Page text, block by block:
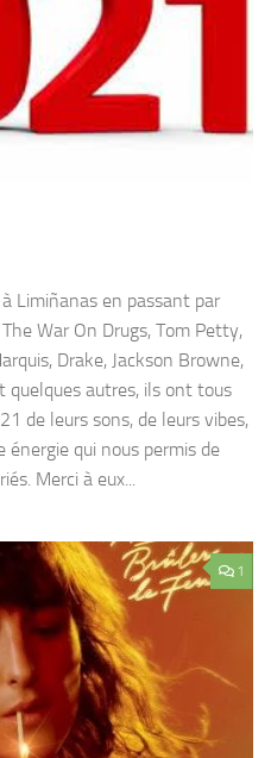
Limiñanas en passant par
War On Drugs, Tom Petty,
Drake, Jackson Browne,
quelques autres, ils ont tous
de leurs sons, de leurs vibes,
qui nous permis de
Merci à eux...
1